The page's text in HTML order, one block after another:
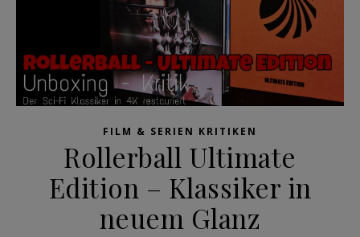
FILM & SERIEN KRITIKEN
Rollerball Ultimate
Edition – Klassiker in
neuem Glanz